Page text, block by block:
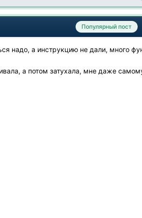
Популярный пост
надо, а инструкцию не дали, много
а потом затухала, мне даже